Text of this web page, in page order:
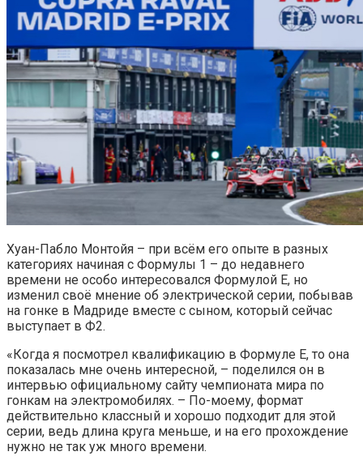
Хуан-Пабло Монтойя – при всём его опыте в разных
категориях начиная с Формулы 1 – до недавнего
времени не особо интересовался Формулой E, но
изменил своё мнение об электрической серии, побывав
на гонке в Мадриде вместе с сыном, который сейчас
выступает в Ф2.
«Когда я посмотрел квалификацию в Формуле E, то она
показалась мне очень интересной, – поделился он в
интервью официальному сайту чемпионата мира по
гонкам на электромобилях. – По-моему, формат
действительно классный и хорошо подходит для этой
серии, ведь длина круга меньше, и на его прохождение
нужно не так уж много времени.